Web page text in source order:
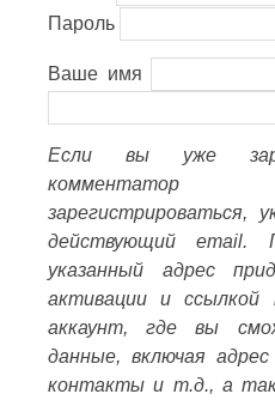
Пароль
Ваше имя
Если вы уже
зарегистрироваться,
действующий email.
указанный адрес
активации и ссылкой
аккаунт, где вы
данные, включая
контакты и т.д., а